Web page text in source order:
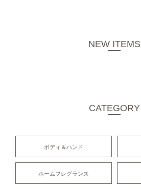
NEW ITEMS
CATEGORY
ボディ＆ハンド
ホームフレグランス